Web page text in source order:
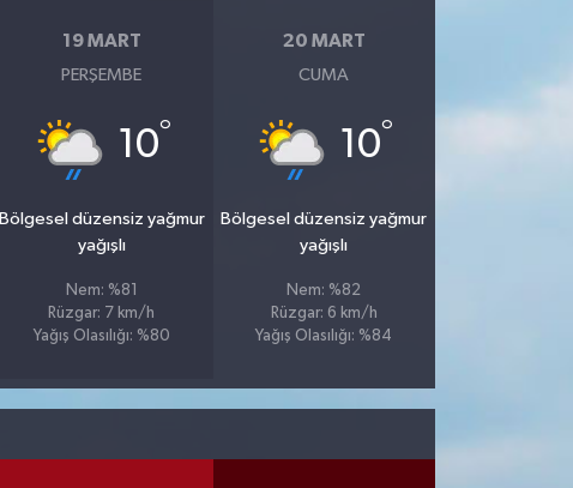
19 MART
PERŞEMBE
10°
Bölgesel düzensiz yağmur
yağışlı
Nem: %81
Rüzgar: 7 km/h
Yağış Olasılığı: %80
20 MART
CUMA
10°
Bölgesel düzensiz yağmur
yağışlı
Nem: %82
Rüzgar: 6 km/h
Yağış Olasılığı: %84